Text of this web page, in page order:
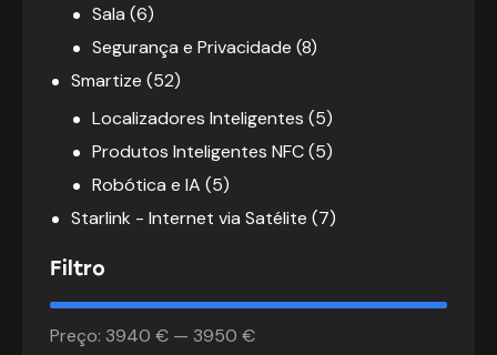
Sala (6)
Segurança e Privacidade (8)
Smartize (52)
Localizadores Inteligentes (5)
Produtos Inteligentes NFC (5)
Robótica e IA (5)
Starlink - Internet via Satélite (7)
Filtro
Preço: 3940 € — 3950 €